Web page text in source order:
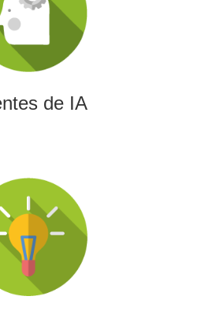
de IA
inteligencia artificial capaces de
decisiones y transformar
empresarial.
IA en Procesos
aprovechar el poder de los
más avanzadas para el
la creación de contenidos.